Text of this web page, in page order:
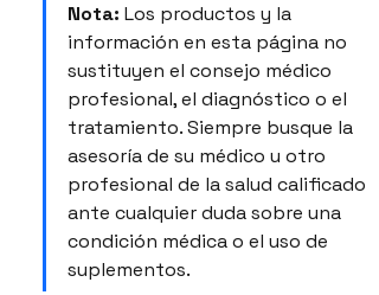
Nota: Los productos y la
información en esta página no
sustituyen el consejo médico
profesional, el diagnóstico o el
tratamiento. Siempre busque la
asesoría de su médico u otro
profesional de la salud calificado
ante cualquier duda sobre una
condición médica o el uso de
suplementos.